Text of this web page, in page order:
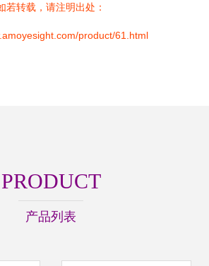
若转载，请注明出处：
product/61.html
PRODUCT
产品列表